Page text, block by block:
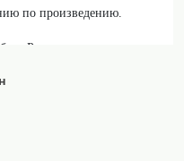
по произведению.
Русская классика
работа)
с обновленной
литературе для 5 класса